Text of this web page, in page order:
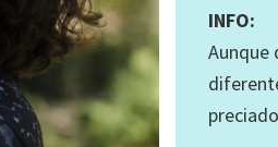
INFO:
Aunque